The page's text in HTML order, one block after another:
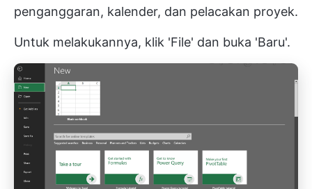
penganggaran, kalender, dan pelacakan proyek.
Untuk melakukannya, klik 'File' dan buka 'Baru'.